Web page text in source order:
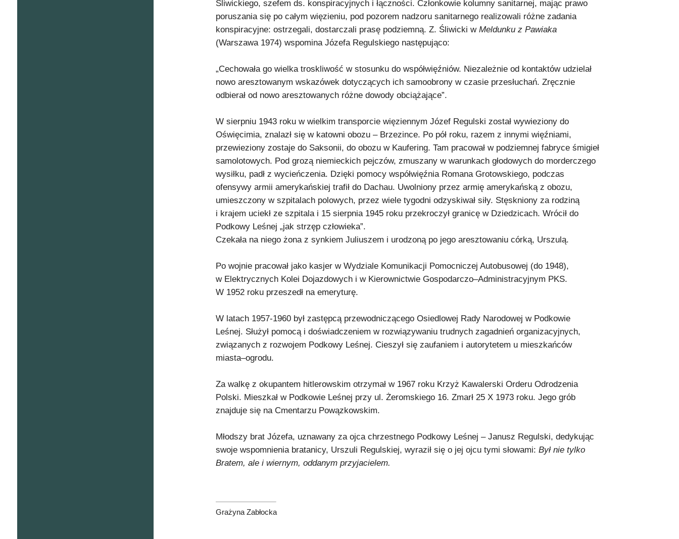
Śliwickiego, szefem ds. konspiracyjnych i łączności. Członkowie kolumny sanitarnej, mając prawo
poruszania się po całym więzieniu, pod pozorem nadzoru sanitarnego realizowali różne zadania
konspiracyjne: ostrzegali, dostarczali prasę podziemną. Z. Śliwicki w Meldunku z Pawiaka
(Warszawa 1974) wspomina Józefa Regulskiego następująco:
„Cechowała go wielka troskliwość w stosunku do współwięźniów. Niezależnie od kontaktów udzielał
nowo aresztowanym wskazówek dotyczących ich samoobrony w czasie przesłuchań. Zręcznie
odbierał od nowo aresztowanych różne dowody obciążające”.
W sierpniu 1943 roku w wielkim transporcie więziennym Józef Regulski został wywieziony do
Oświęcimia, znalazł się w katowni obozu – Brzezince. Po pół roku, razem z innymi więźniami,
przewieziony zostaje do Saksonii, do obozu w Kaufering. Tam pracował w podziemnej fabryce śmigieł
samolotowych. Pod grozą niemieckich pejczów, zmuszany w warunkach głodowych do morderczego
wysiłku, padł z wycieńczenia. Dzięki pomocy współwięźnia Romana Grotowskiego, podczas
ofensywy armii amerykańskiej trafił do Dachau. Uwolniony przez armię amerykańską z obozu,
umieszczony w szpitalach polowych, przez wiele tygodni odzyskiwał siły. Stęskniony za rodziną
i krajem uciekł ze szpitala i 15 sierpnia 1945 roku przekroczył granicę w Dziedzicach. Wrócił do
Podkowy Leśnej „jak strzęp człowieka”.
Czekała na niego żona z synkiem Juliuszem i urodzoną po jego aresztowaniu córką, Urszulą.
Po wojnie pracował jako kasjer w Wydziale Komunikacji Pomocniczej Autobusowej (do 1948),
w Elektrycznych Kolei Dojazdowych i w Kierownictwie Gospodarczo–Administracyjnym PKS.
W 1952 roku przeszedł na emeryturę.
W latach 1957-1960 był zastępcą przewodniczącego Osiedlowej Rady Narodowej w Podkowie
Leśnej. Służył pomocą i doświadczeniem w rozwiązywaniu trudnych zagadnień organizacyjnych,
związanych z rozwojem Podkowy Leśnej. Cieszył się zaufaniem i autorytetem u mieszkańców
miasta–ogrodu.
Za walkę z okupantem hitlerowskim otrzymał w 1967 roku Krzyż Kawalerski Orderu Odrodzenia
Polski. Mieszkał w Podkowie Leśnej przy ul. Żeromskiego 16. Zmarł 25 X 1973 roku. Jego grób
znajduje się na Cmentarzu Powązkowskim.
Młodszy brat Józefa, uznawany za ojca chrzestnego Podkowy Leśnej – Janusz Regulski, dedykując
swoje wspomnienia bratanicy, Urszuli Regulskiej, wyraził się o jej ojcu tymi słowami: Był nie tylko
Bratem, ale i wiernym, oddanym przyjacielem.
Grażyna Zabłocka